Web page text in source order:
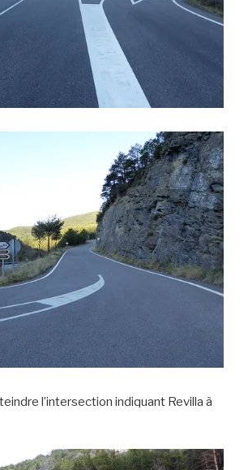
l’intersection indiquant Revilla à